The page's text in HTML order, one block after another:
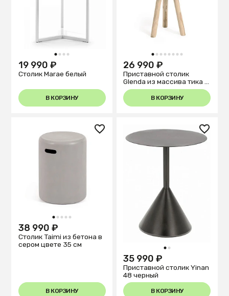
1 2 3 4
19 990 ₽
Столик Marae белый
В КОРЗИНУ
1 2 3 4 5 6 7 8
26 990 ₽
Приставной столик
Glenda из массива тика Ø
35 см
В КОРЗИНУ
1 2 3 4 5
38 990 ₽
Столик Taimi из бетона в
сером цвете 35 см
В КОРЗИНУ
1 2
35 990 ₽
Приставной столик Yinan
48 черный
В КОРЗИНУ